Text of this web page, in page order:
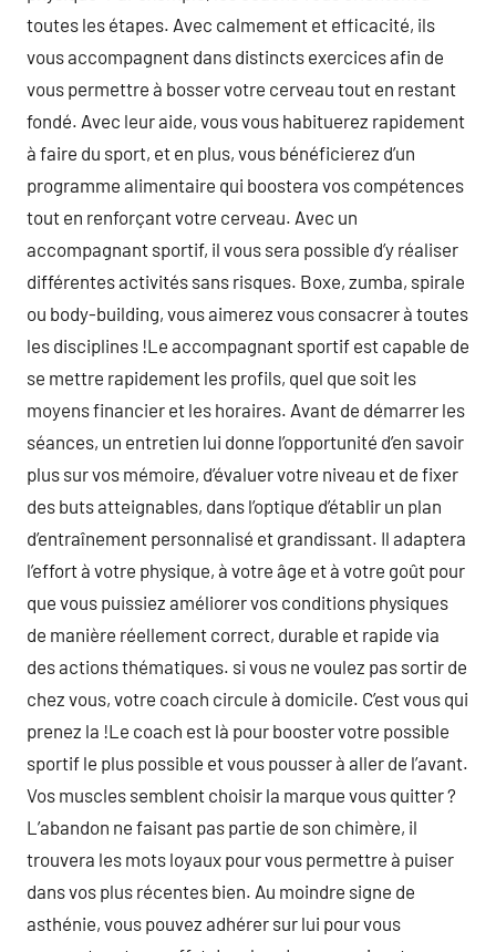
toutes les étapes. Avec calmement et efficacité, ils
vous accompagnent dans distincts exercices afin de
vous permettre à bosser votre cerveau tout en restant
fondé. Avec leur aide, vous vous habituerez rapidement
à faire du sport, et en plus, vous bénéficierez d’un
programme alimentaire qui boostera vos compétences
tout en renforçant votre cerveau. Avec un
accompagnant sportif, il vous sera possible d’y réaliser
différentes activités sans risques. Boxe, zumba, spirale
ou body-building, vous aimerez vous consacrer à toutes
les disciplines !Le accompagnant sportif est capable de
se mettre rapidement les profils, quel que soit les
moyens financier et les horaires. Avant de démarrer les
séances, un entretien lui donne l’opportunité d’en savoir
plus sur vos mémoire, d’évaluer votre niveau et de fixer
des buts atteignables, dans l’optique d’établir un plan
d’entraînement personnalisé et grandissant. Il adaptera
l’effort à votre physique, à votre âge et à votre goût pour
que vous puissiez améliorer vos conditions physiques
de manière réellement correct, durable et rapide via
des actions thématiques. si vous ne voulez pas sortir de
chez vous, votre coach circule à domicile. C’est vous qui
prenez la !Le coach est là pour booster votre possible
sportif le plus possible et vous pousser à aller de l’avant.
Vos muscles semblent choisir la marque vous quitter ?
L’abandon ne faisant pas partie de son chimère, il
trouvera les mots loyaux pour vous permettre à puiser
dans vos plus récentes bien. Au moindre signe de
asthénie, vous pouvez adhérer sur lui pour vous